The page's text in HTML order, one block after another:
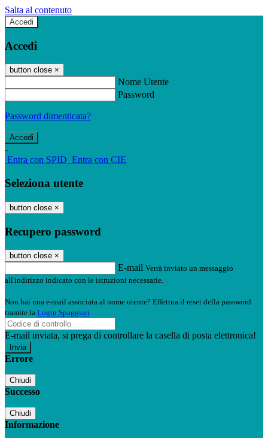
Salta al contenuto
Accedi
Accedi
button close ×
Nome Utente
Password
Password dimenticata?
-
Entra con SPID Entra con CIE
Seleziona utente
button close ×
Recupero password
button close ×
E-mail Verrà inviato un messaggio
all'indirizzo indicato con le istruzioni necessarie.
Non hai una e-mail associata al nome utente? Effettua il reset della password
tramite la Login Spaggiari
E-mail inviata, si prega di controllare la casella di posta elettronica!
Errore
Chiudi
Successo
Chiudi
Informazione